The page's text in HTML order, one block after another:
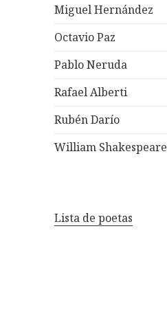
Miguel Hernández
Octavio Paz
Pablo Neruda
Rafael Alberti
Rubén Darío
William Shakespeare
Lista de poetas